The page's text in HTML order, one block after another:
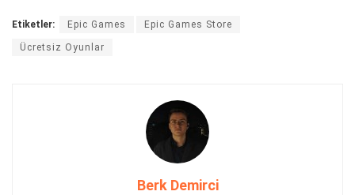
Etiketler: Epic Games Epic Games Store
Ücretsiz Oyunlar
Berk Demirci